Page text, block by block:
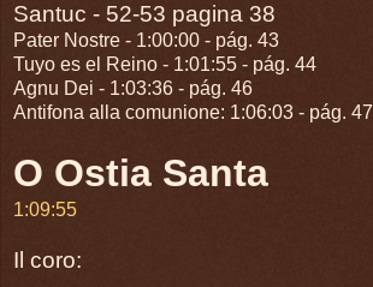
Santuc - 52-53 pagina 38
Pater Nostre - 1:00:00 - pág. 43
Tuyo es el Reino - 1:01:55 - pág. 44
Agnu Dei - 1:03:36 - pág. 46
Antifona alla comunione: 1:06:03 - pág. 47
O Ostia Santa
1:09:55
Il coro: